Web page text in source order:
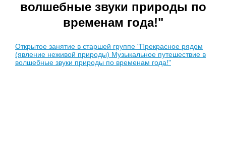
волшебные звуки природы по
временам года!"
Открытое занятие в старшей группе "Прекрасное рядом
(явление неживой природы) Музыкальное путешествие в
волшебные звуки природы по временам года!"